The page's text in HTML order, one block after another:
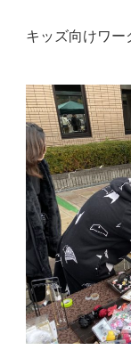
キッズ向けワー